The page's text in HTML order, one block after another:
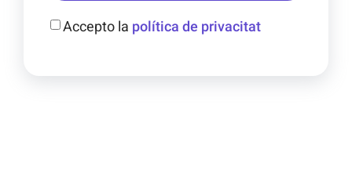
Accepto la política de privacitat